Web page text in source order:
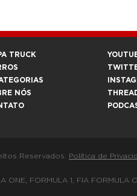
TRUCK
NÓS
Reservados. Política de
FORMULA 1, FIA FORMULA